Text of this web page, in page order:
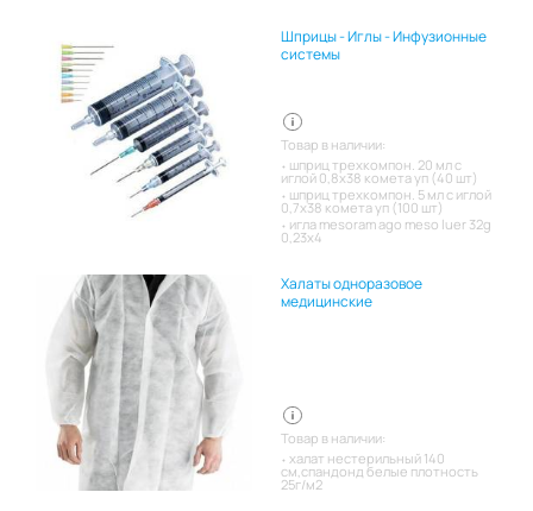
Шприцы - Иглы - Инфузионные
системы
Товар в наличии:
шприц трехкомпон. 20 мл с
иглой 0,8х38 комета уп (40 шт)
шприц трехкомпон. 5 мл с иглой
0,7х38 комета уп (100 шт)
игла mesoram ago meso luer 32g
0,23x4
Халаты одноразовое
медицинские
Товар в наличии:
халат нестерильный 140
см,спандонд белые плотность
25г/м2